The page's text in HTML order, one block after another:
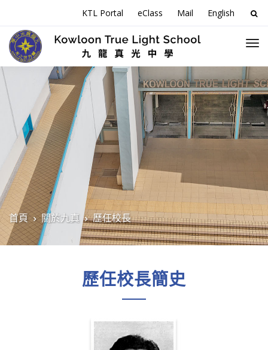
KTL Portal eClass Mail English
搜
尋
關
於
首頁 關於九真 歷任校長
歷任校長簡史